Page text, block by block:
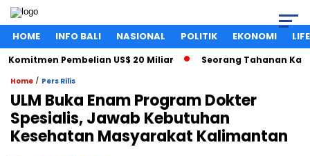
HOME INFO BALI NASIONAL POLITIK EKONOMI
Pembelian US$ 20 Miliar Seorang Tahanan Kasus
Home / Pers Rilis
ULM Buka Enam Program Dokter
Spesialis, Jawab Kebutuhan
Kesehatan Masyarakat Kalimantan